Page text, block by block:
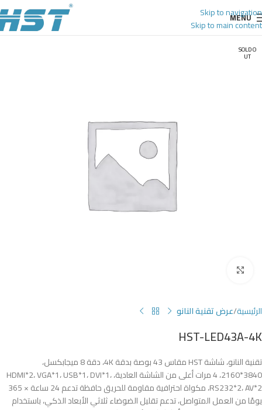
Skip to navigation
Skip to main content
MENU
SOLD O
UT
الرئيسية عرض تقنية النانو
HST-LED43A-4K
تقنية النانو، شاشة HST مقاس 43 بوصة بدقة 4K، دقة 8 ميجابكسل،
3840*2160، 4 مرات أعلى من الشاشة العادية، HDMI*2، VGA*1، USB*1، DVI*1،
RS232*2، AV*2، مكواة احترافية مقاومة للحريق حافظة تدعم 24 ساعة × 365
يومًا من العمل المتواصل، تدعم تقليل الضوضاء ثلاثي الأبعاد الذكي، باستخدام